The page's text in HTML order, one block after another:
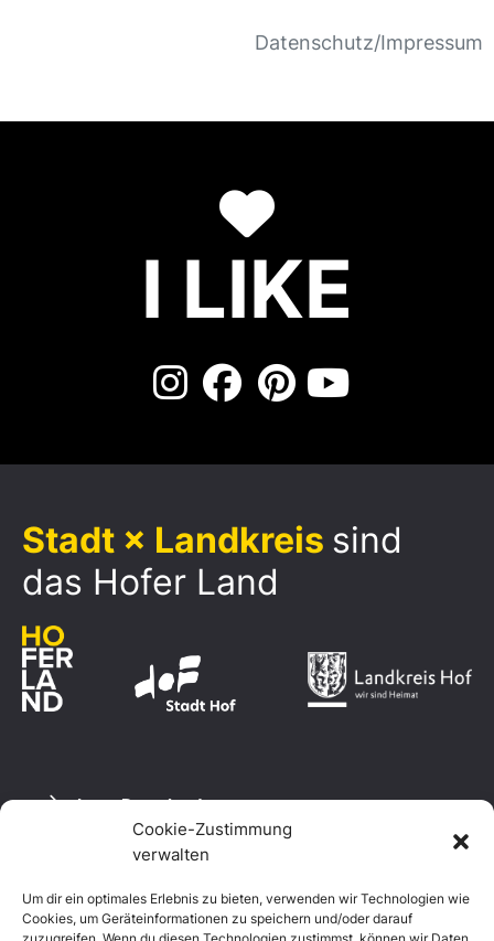
Cookie-Zustimmung
verwalten
Um dir ein optimales Erlebnis zu bieten, verwenden wir Technologien wie
Cookies, um Geräteinformationen zu speichern und/oder darauf
Datenschutz/Impressum
I LIKE
Stadt × Landkreis sind
das Hofer Land
Logo Download
Datenschutzerklärung
Impressum